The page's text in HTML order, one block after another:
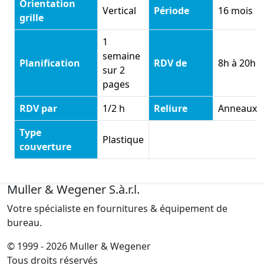
Orientation
grille
Vertical Période 16 mois
Planification
1
semaine
sur 2
pages
RDV de 8h à 20h
RDV par 1/2 h Reliure
Anneaux
Type
couverture
Plastique
Muller & Wegener S.à.r.l.
Votre spécialiste en fournitures & équipement de
bureau.
© 1999 - 2026 Muller & Wegener
Tous droits réservés